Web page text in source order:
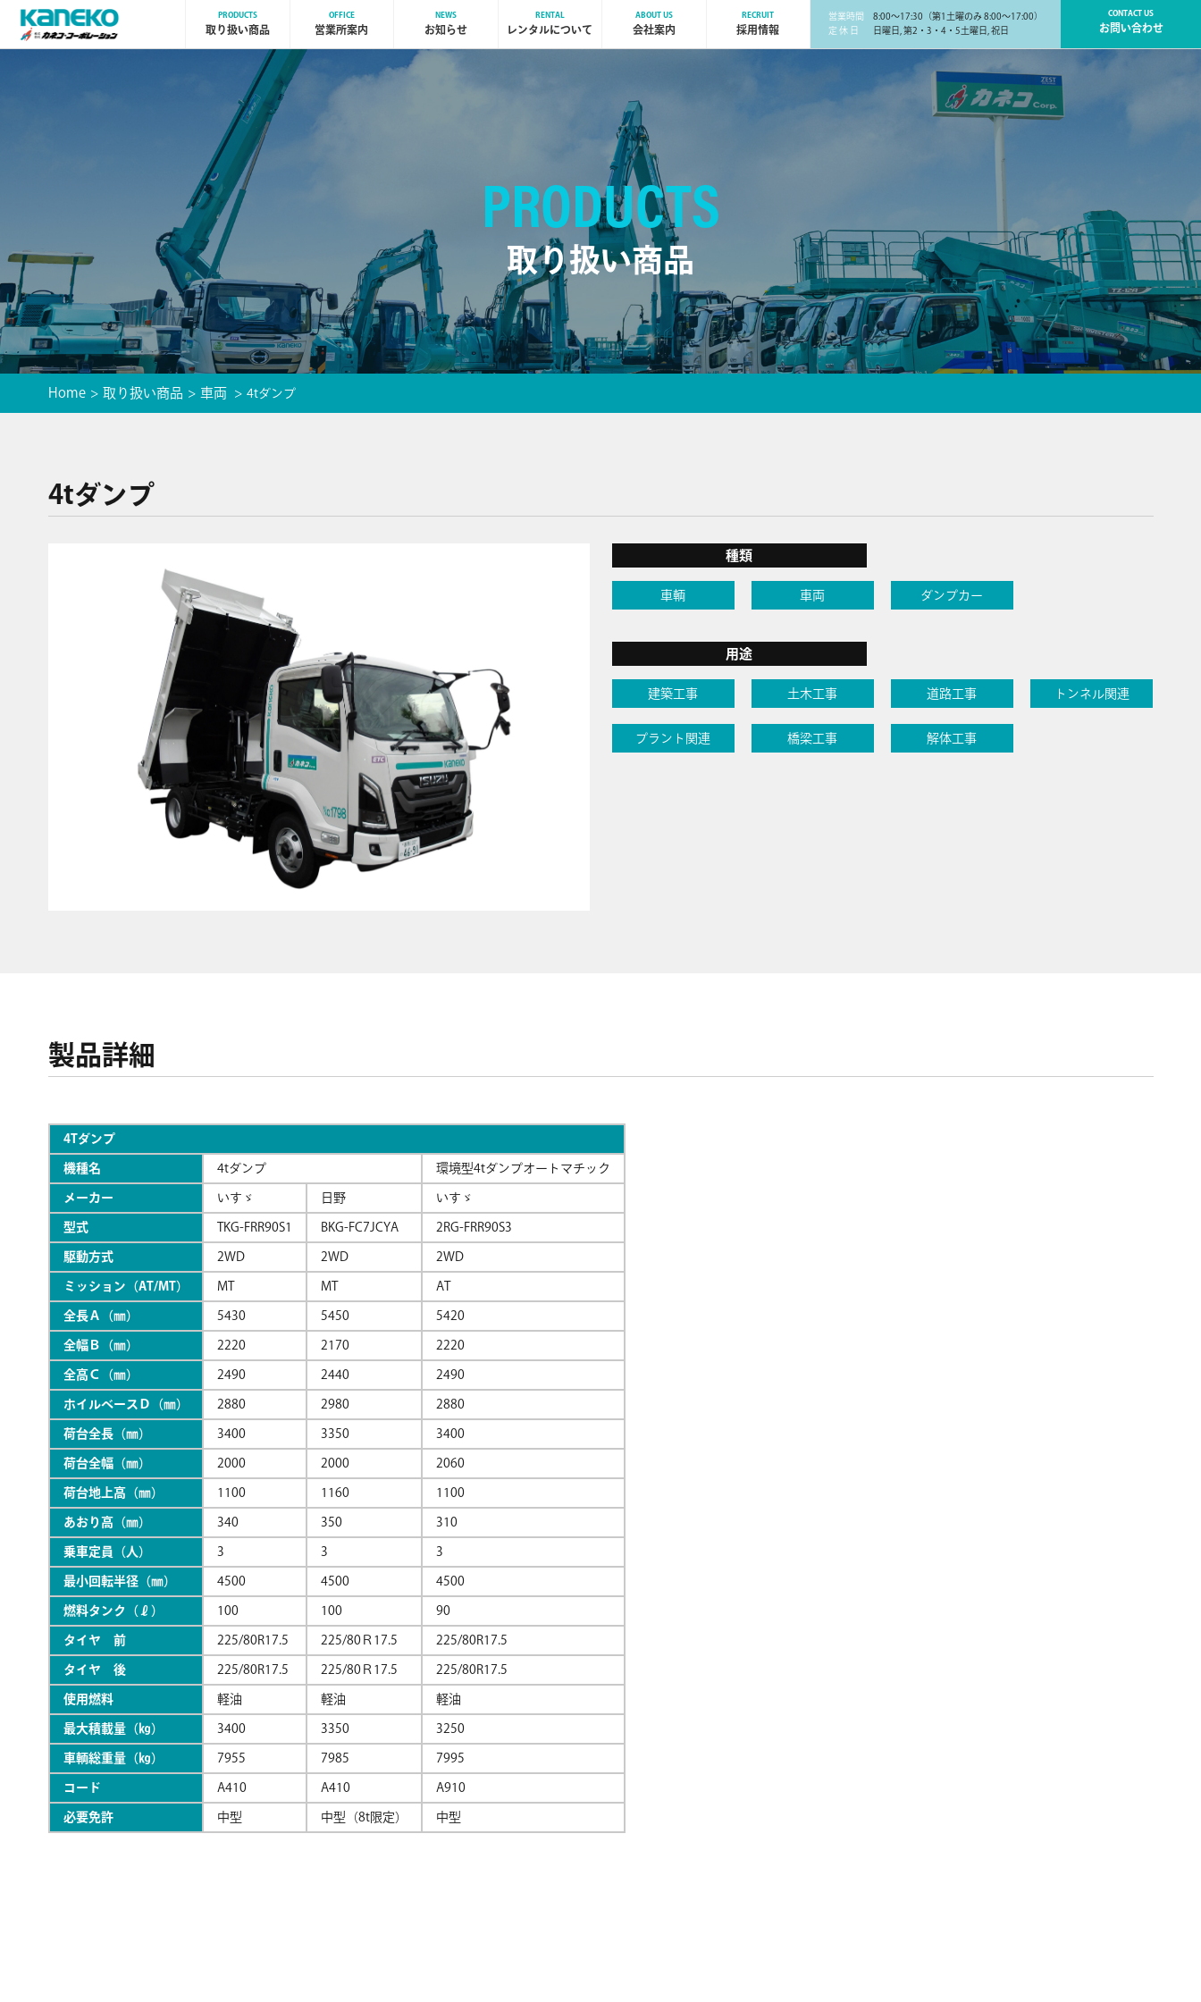
PRODUCTS
取り扱い商品
OFFICE
営業所案内
NEWS
お知らせ
RENTAL
レンタルについて
ABOUT US
会社案内
RECRUIT
採用情報
営業時間
8:00～17:30（第1土曜のみ 8:00～17:00）
定 休 日
日曜日, 第2・3・4・5土曜日, 祝日
CONTACT US
お問い合わせ
PRODUCTS
取り扱い商品
Home 取り扱い商品 車両 4tダンプ
4tダンプ
種類
車輌 車両 ダンプカー
用途
建築工事 土木工事 道路工事 トンネル関連
プラント関連 橋梁工事 解体工事
製品詳細
4Tダンプ
機種名 4tダンプ 環境型4tダンプオートマチック
メーカー いすゞ 日野 いすゞ
型式 TKG-FRR90S1 BKG-FC7JCYA 2RG-FRR90S3
駆動方式 2WD 2WD 2WD
ミッション（AT/MT） MT MT AT
全長Ａ（㎜） 5430 5450 5420
全幅Ｂ（㎜） 2220 2170 2220
全高Ｃ（㎜） 2490 2440 2490
ホイルベースＤ（㎜） 2880 2980 2880
荷台全長（㎜） 3400 3350 3400
荷台全幅（㎜） 2000 2000 2060
荷台地上高（㎜） 1100 1160 1100
あおり高（㎜） 340 350 310
乗車定員（人） 3 3 3
最小回転半径（㎜） 4500 4500 4500
燃料タンク（ℓ） 100 100 90
タイヤ 前 225/80R17.5 225/80Ｒ17.5 225/80R17.5
タイヤ 後 225/80R17.5 225/80Ｒ17.5 225/80R17.5
使用燃料 軽油 軽油 軽油
最大積載量（㎏） 3400 3350 3250
車輌総重量（㎏） 7955 7985 7995
コード A410 A410 A910
必要免許 中型 中型（8t限定） 中型